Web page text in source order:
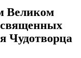
Великом
Чудотворца